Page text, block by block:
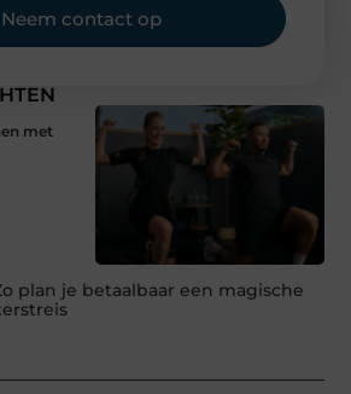
met
plan je betaalbaar een magische
Neem contact op